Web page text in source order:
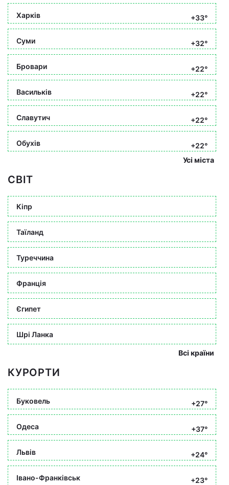
Харків +33°
Суми +32°
Бровари +22°
Васильків +22°
Славутич +22°
Обухів
+22°
Усі міста
СВІТ
Кіпр
Таїланд
Туреччина
Франція
Єгипет
Шрі Ланка
Всі країни
КУРОРТИ
Буковель +27°
Одеса +37°
Львів +24°
Івано-Франківськ +23°